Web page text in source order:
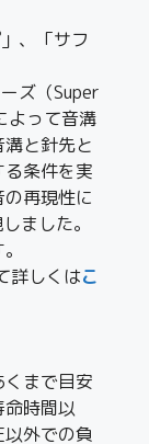
、「サフ
ズ（Super
よって音溝
と針先と
条件を実
再現性に
ました。
詳しくはこ
まで目安
時間以
外での負